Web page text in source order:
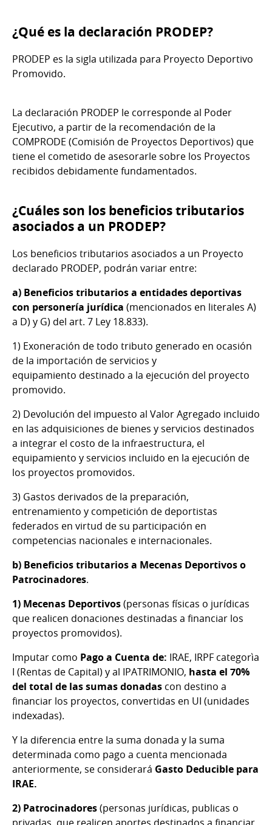
¿Qué es la declaración PRODEP?
PRODEP es la sigla utilizada para Proyecto Deportivo
Promovido.
La declaración PRODEP le corresponde al Poder
Ejecutivo, a partir de la recomendación de la
COMPRODE (Comisión de Proyectos Deportivos) que
tiene el cometido de asesorarle sobre los Proyectos
recibidos debidamente fundamentados.
¿Cuáles son los beneficios tributarios
asociados a un PRODEP?
Los beneficios tributarios asociados a un Proyecto
declarado PRODEP, podrán variar entre:
a) Beneficios tributarios a entidades deportivas
con personería jurídica (mencionados en literales A)
a D) y G) del art. 7 Ley 18.833).
1) Exoneración de todo tributo generado en ocasión
de la importación de servicios y
equipamiento destinado a la ejecución del proyecto
promovido.
2) Devolución del impuesto al Valor Agregado incluido
en las adquisiciones de bienes y servicios destinados
a integrar el costo de la infraestructura, el
equipamiento y servicios incluido en la ejecución de
los proyectos promovidos.
3) Gastos derivados de la preparación,
entrenamiento y competición de deportistas
federados en virtud de su participación en
competencias nacionales e internacionales.
b) Beneficios tributarios a Mecenas Deportivos o
Patrocinadores.
1) Mecenas Deportivos(personas físicas o jurídicas
que realicen donaciones destinadas a financiar los
proyectos promovidos).
Imputar como Pago a Cuenta de: IRAE, IRPF categorìa
I (Rentas de Capital) y al IPATRIMONIO, hasta el 70%
del total de las sumas donadas con destino a
financiar los proyectos, convertidas en UI (unidades
indexadas).
Y la diferencia entre la suma donada y la suma
determinada como pago a cuenta mencionada
anteriormente, se considerará Gasto Deducible para
IRAE.
2) Patrocinadores(personas jurídicas, publicas o